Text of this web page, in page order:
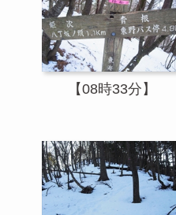
【08時33分】